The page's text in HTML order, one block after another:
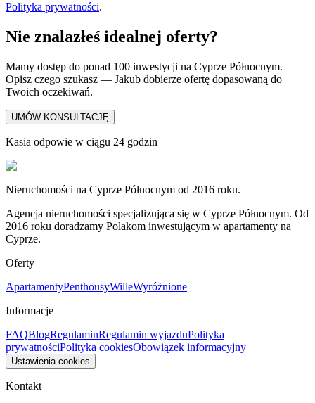
Polityka prywatności.
Nie znalazłeś idealnej oferty?
Mamy dostęp do ponad 100 inwestycji na Cyprze Północnym.
Opisz czego szukasz — Jakub dobierze ofertę dopasowaną do
Twoich oczekiwań.
UMÓW KONSULTACJĘ
Kasia odpowie w ciągu 24 godzin
Nieruchomości na Cyprze Północnym od 2016 roku.
Agencja nieruchomości specjalizująca się w Cyprze Północnym. Od
2016 roku doradzamy Polakom inwestującym w apartamenty na
Cyprze.
Oferty
ApartamentyPenthousyWilleWyróżnione
Informacje
FAQBlogRegulaminRegulamin wyjazduPolityka
prywatnościPolityka cookiesObowiązek informacyjny
Ustawienia cookies
Kontakt